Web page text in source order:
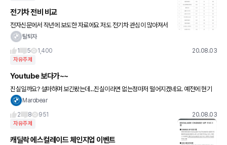
전기차 전비 비교
전자신문에서 작년에 보도한 자료에요 저도 전기차 관심이 많아져서
공유드립니다 빨리 테슬라 잡는 회사 늘기를 바랍니다
탈퇴자
1
5 1,400 20.08.03
자유주제
Youtube 보다가~~
진실일까요? 설마하며 보긴봤는데...진실이라면 없는정마저 떨어지겠네요. 예전에 현기
차 신차받을때 왜요럴까?하던 의문이 확신이되는거 같아요.
Marobear
2
8 951 20.08.03
자유주제
캐딜락 에스컬레이드 체인지업 이벤트